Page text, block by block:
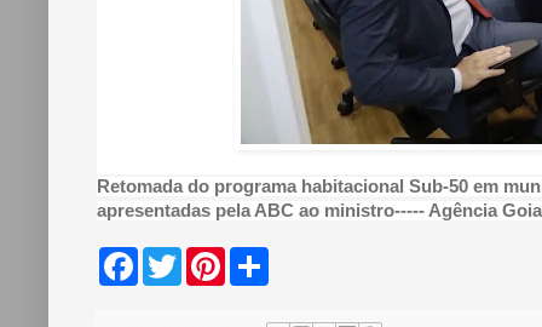
Retomada do programa habitacional Sub-50 em
apresentadas pela ABC ao ministro----- Agência
F
T
w
P